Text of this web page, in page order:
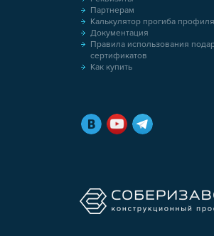
Партнерам
Калькулятор прогиба профиля
Документация
Правила использования
сертификатов
Как купить